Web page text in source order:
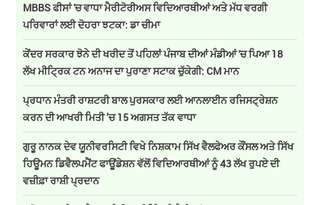
MBBS ਫੀਸਾਂ 'ਚ ਵਾਧਾ ਮੈਰੀਟੋਰੀਅਸ ਵਿਦਿਆਰਥੀਆਂ ਅਤੇ ਮੱਧ ਵਰਗੀ
ਪਰਿਵਾਰਾਂ ਲਈ ਦੋਹਰਾ ਝਟਕਾ: ਡਾ ਚੀਮਾ
ਕੇਂਦਰ ਸਰਕਾਰ ਝੋਨੇ ਦੀ ਖਰੀਦ ਤੋਂ ਪਹਿਲਾਂ ਪੰਜਾਬ ਦੀਆਂ ਮੰਡੀਆਂ 'ਚ ਪਿਆ 18
ਲੱਖ ਮੀਟ੍ਰਿਕ ਟਨ ਅਨਾਜ ਦਾ ਪੁਰਾਣਾ ਸਟਾਕ ਚੁੱਕੇਗੀ: CM ਮਾਨ
ਪ੍ਰਧਾਨ ਮੰਤਰੀ ਰਾਸ਼ਟਰੀ ਬਾਲ ਪੁਰਸਕਾਰ ਲਈ ਆਨਲਾਈਨ ਰਜਿਸਟ੍ਰੇਸ਼ਨ
ਕਰਨ ਦੀ ਆਖਰੀ ਮਿਤੀ ’ਚ 15 ਅਗਸਤ ਤੱਕ ਵਾਧਾ
ਗੁਰੂ ਨਾਨਕ ਦੇਵ ਯੂਨੀਵਰਸਿਟੀ ਵਿਖੇ ਨਿਸ਼ਕਾਮ ਸਿੱਖ ਵੈਲਫੇਅਰ ਕੌਂਸਲ ਅਤੇ ਸਿੱਖ
ਹਿਊਮਨ ਡਿਵੈਲਪਮੈਂਟ ਫਾਊਂਡੇਸ਼ਨ ਵੱਲੋਂ ਵਿਦਿਆਰਥੀਆਂ ਨੂੰ 43 ਲੱਖ ਰੁਪਏ ਦੀ
ਵਜ਼ੀਫ਼ਾ ਰਾਸ਼ੀ ਪ੍ਰਦਾਨ